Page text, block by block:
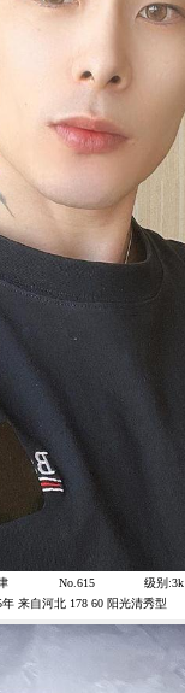
No.615
级别:3k
年 来自河北 178 60 阳光清秀型